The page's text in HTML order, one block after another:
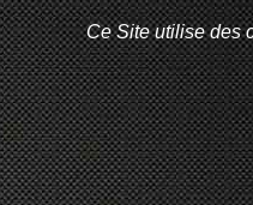
Ce Site utilise des